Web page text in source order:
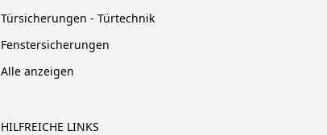
Türsicherungen - Türtechnik
Fenstersicherungen
Alle anzeigen
HILFREICHE LINKS